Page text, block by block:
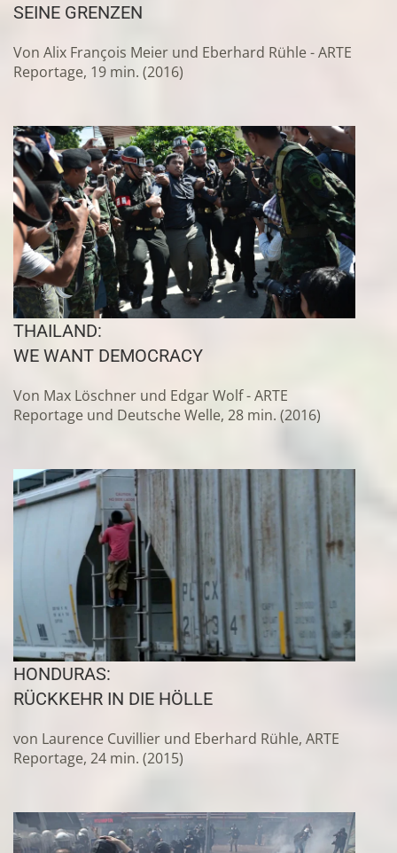
EINE GRENZEN
Von Alix François Meier und Eberhard Rühle - ARTE
Reportage, 19 min. (2016)
THAILAND:
WE WANT DEMOCRACY
Von Max Löschner und Edgar Wolf - ARTE
Reportage und Deutsche Welle, 28 min. (2016)
HONDURAS:
RÜCKKEHR IN DIE HÖLLE
von Laurence Cuvillier und Eberhard Rühle, ARTE
Reportage, 24 min. (2015)